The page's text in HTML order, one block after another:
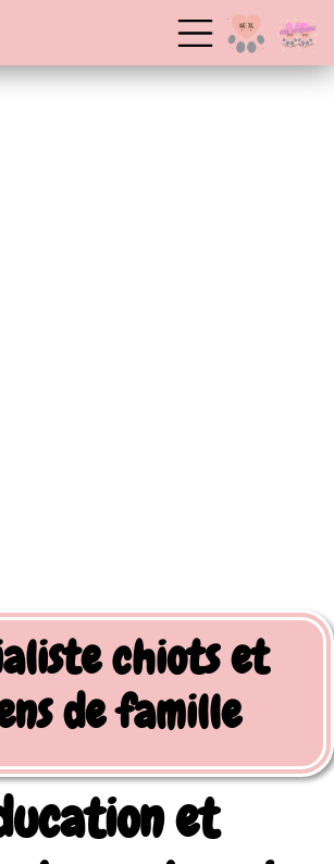
chiots et
de famille
et